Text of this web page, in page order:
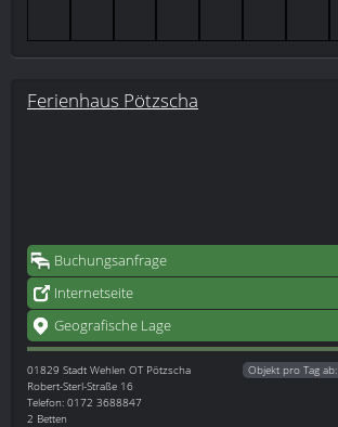
Ferienhaus Pötzscha
Buchungsanfrage
Internetseite
Geografische Lage
01829 Stadt Wehlen OT Pötzscha
Robert-Sterl-Straße 16
Telefon: 0172 3688847
2 Betten
Objekt pro Tag ab: